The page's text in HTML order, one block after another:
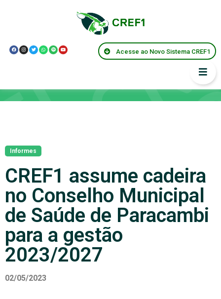
Acesse ao Novo Sistema CREF1
Informes
CREF1 assume cadeira
no Conselho Municipal
de Saúde de Paracambi
para a gestão
2023/2027
02/05/2023